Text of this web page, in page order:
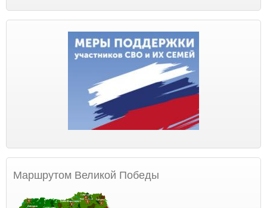
Маршрутом Великой Победы